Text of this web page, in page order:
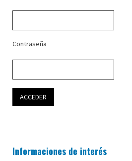
Contraseña
Informaciones de interés